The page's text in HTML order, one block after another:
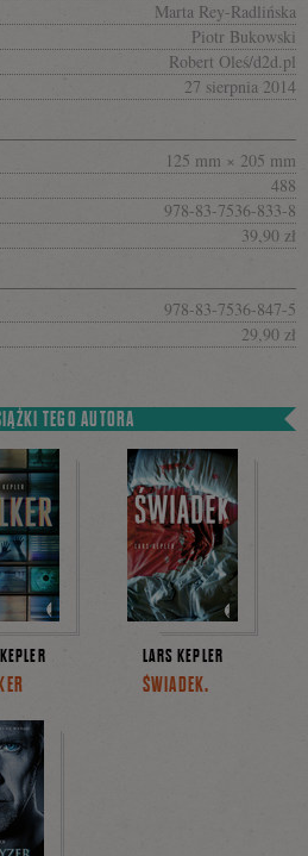
Marta Rey-Radlińska
Piotr Bukowski
Robert Oleś/d2d.pl
27 sierpnia 2014
125 mm × 205 mm
488
978-83-7536-833-8
39,90 zł
978-83-7536-847-5
29,90 zł
TEGO AUTORA
LARS KEPLER
ŚWIADEK.